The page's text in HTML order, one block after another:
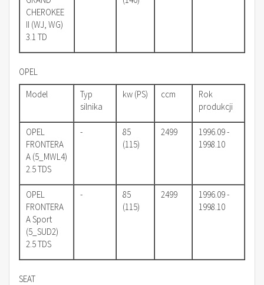
CHEROKEE
II (WJ, WG)
3.1 TD
OPEL
Model
Typ
silnika
kw (PS) ccm
Rok
produkcji
OPEL
FRONTERA
A (5_MWL4)
2.5 TDS
-
85
(115)
2499
1996.09 -
1998.10
OPEL
FRONTERA
A Sport
(5_SUD2)
2.5 TDS
-
85
(115)
2499
1996.09 -
1998.10
SEAT